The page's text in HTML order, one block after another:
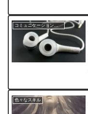
色々なスキル